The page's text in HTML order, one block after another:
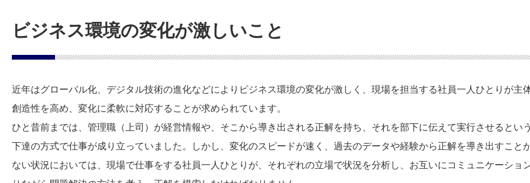
ビジネス環境の変化が激しいこと
近年はグローバル化、デジタル技術の進化などによりビジネス環境の変化が激しく、現場を担当する社員一人ひとりが主
創造性を高め、変化に柔軟に対応することが求められています。
ひと昔前までは、管理職（上司）が経営情報や、そこから導き出される正解を持ち、それを部下に伝えて実行させるとい
下達の方式で仕事が成り立っていました。しかし、変化のスピードが速く、過去のデータや経験から正解を導き出すこと
ない状況においては、現場で仕事をする社員一人ひとりが、それぞれの立場で状況を分析し、お互いにコミュニケーショ